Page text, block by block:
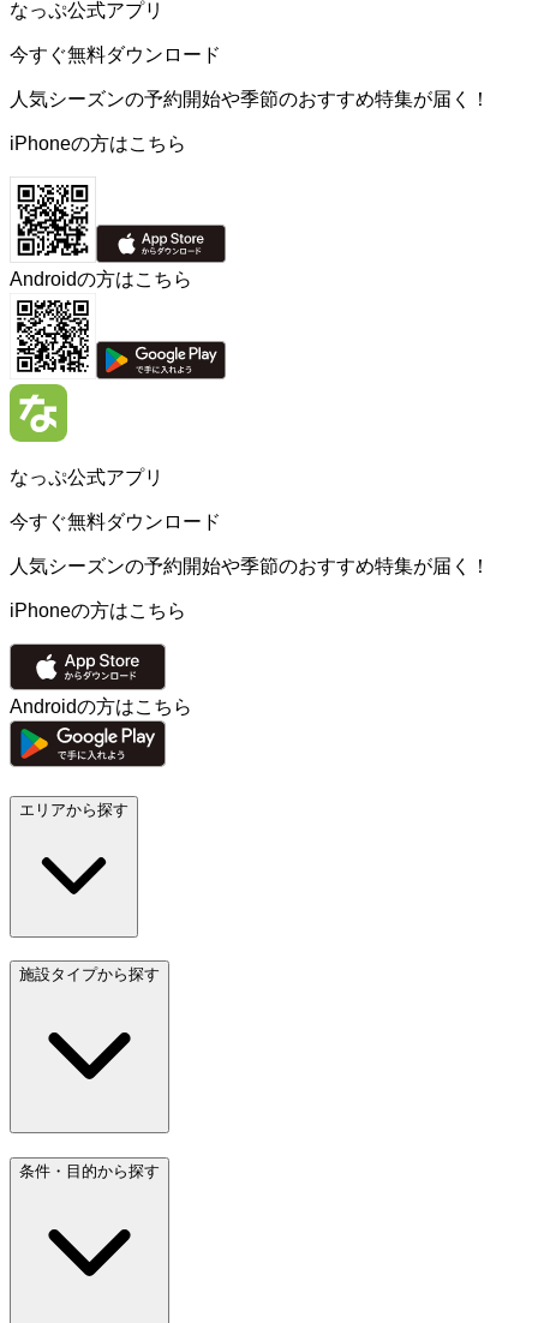
なっぷ公式アプリ
今すぐ無料ダウンロード
人気シーズンの予約開始や季節のおすすめ特集が届く！
iPhoneの方はこちら
Androidの方はこちら
なっぷ公式アプリ
今すぐ無料ダウンロード
人気シーズンの予約開始や季節のおすすめ特集が届く！
iPhoneの方はこちら
Androidの方はこちら
エリアから探す
施設タイプから探す
条件・目的から探す